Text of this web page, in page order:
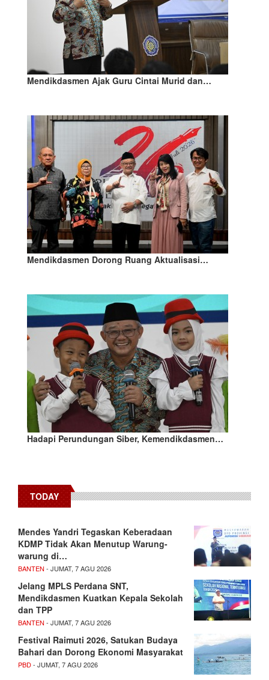
Mendikdasmen Ajak Guru Cintai Murid dan…
Mendikdasmen Dorong Ruang Aktualisasi…
Hadapi Perundungan Siber, Kemendikdasmen…
TODAY
Mendes Yandri Tegaskan Keberadaan
KDMP Tidak Akan Menutup Warung-
warung di…
BANTEN - JUMAT, 7 AGU 2026
Jelang MPLS Perdana SNT,
Mendikdasmen Kuatkan Kepala Sekolah
dan TPP
BANTEN - JUMAT, 7 AGU 2026
Festival Raimuti 2026, Satukan Budaya
Bahari dan Dorong Ekonomi Masyarakat
PBD- JUMAT, 7 AGU 2026